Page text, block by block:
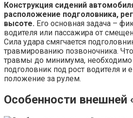
Конструкция сидений
расположение подголовника,
высоте. Его основная задача –
водителя или пассажира от
Сила удара смягчается
травмированию позвоночника.
травмы до минимума, необходимо
подголовник под рост водителя и
положение за рулем.
Особенности внешней